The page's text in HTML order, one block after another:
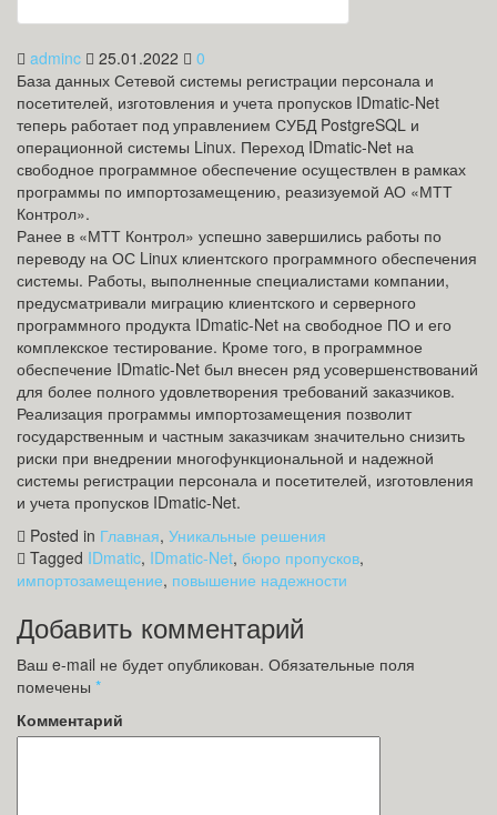
adminc 25.01.2022
0
База данных Сетевой системы регистрации персонала и
посетителей, изготовления и учета пропусков IDmatic-Net
теперь работает под управлением СУБД PostgreSQL и
операционной системы Linux. Переход IDmatic-Net на
свободное программное обеспечение осуществлен в рамках
программы по импортозамещению, реазизуемой АО «МТТ
Контрол».
Ранее в «МТТ Контрол» успешно завершились работы по
переводу на ОС Linux клиентского программного обеспечения
системы. Работы, выполненные специалистами компании,
предусматривали миграцию клиентского и серверного
программного продукта IDmatic-Net на свободное ПО и его
комплекское тестирование. Кроме того, в программное
обеспечение IDmatic-Net был внесен ряд усовершенствований
для более полного удовлетворения требований заказчиков.
Реализация программы импортозамещения позволит
государственным и частным заказчикам значительно снизить
риски при внедрении многофункциональной и надежной
системы регистрации персонала и посетителей, изготовления
и учета пропусков IDmatic-Net.
Posted in Главная, Уникальные решения
Tagged IDmatic, IDmatic-Net, бюро пропусков,
импортозамещение, повышение надежности
Добавить комментарий
Ваш e-mail не будет опубликован. Обязательные поля
помечены *
Комментарий